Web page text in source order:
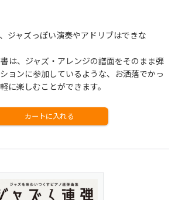
ジャズっぽい演奏やアドリブはできな
は、ジャズ・アレンジの譜面をそのまま弾
ョンに参加しているような、お洒落でかっ
に楽しむことができます。
カートに入れる